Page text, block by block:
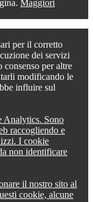
Maggiori
per il corretto
dei servizi
per altre
modificando le
influire sul
Analytics. Sono
raccogliendo e
I cookie
non identificare
il nostro sito al
cookie, alcune